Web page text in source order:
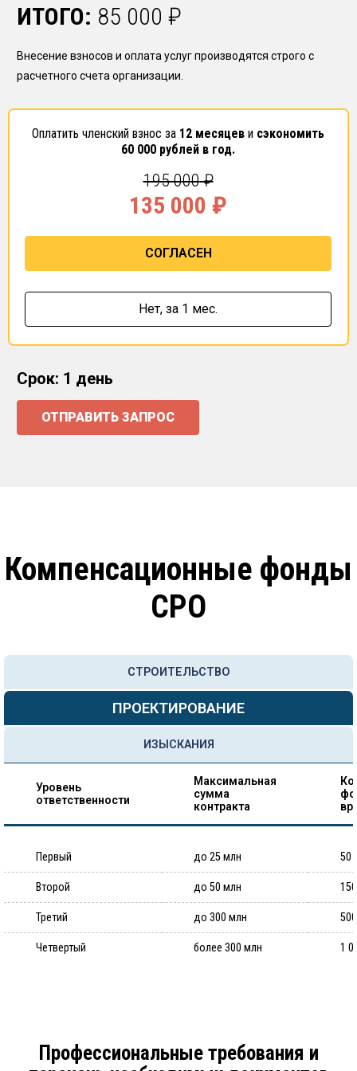
ИТОГО: 85 000 ₽
Внесение взносов и оплата услуг производятся строго с
расчетного счета организации.
Оплатить членский взнос за 12 месяцев и сэкономить
60 000 рублей в год.
195 000₽
135 000 ₽
СОГЛАСЕН
Нет, за 1 мес.
Срок: 1 день
ОТПРАВИТЬ ЗАПРОС
Компенсационные фонды
СРО
СТРОИТЕЛЬСТВО
ПРОЕКТИРОВАНИЕ
ИЗЫСКАНИЯ
Уровень
ответственности
Максимальная
сумма
контракта
Первый до 25 млн 50
Второй до 50 млн
Третий до 300 млн
Четвертый более 300 млн 1
Профессиональные требования и